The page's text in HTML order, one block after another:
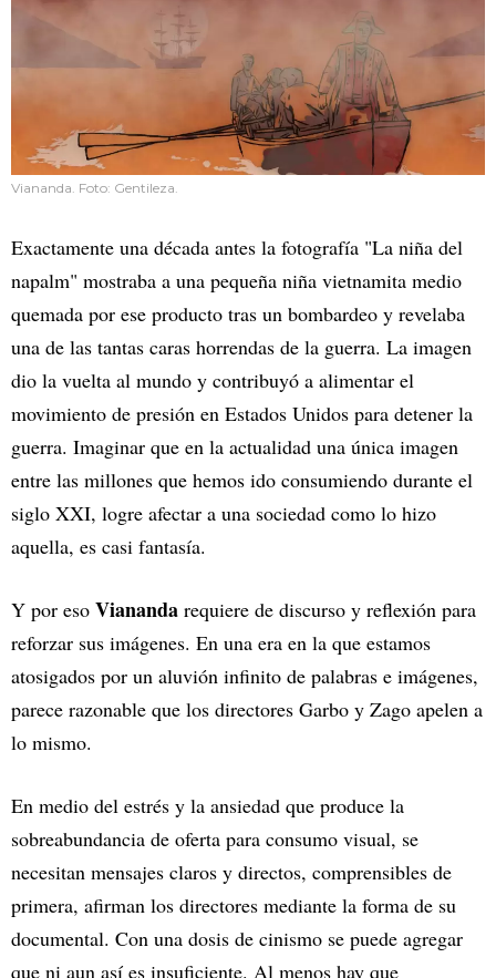
Viananda. Foto: Gentileza.
Exactamente una década antes la fotografía "La niña del
napalm" mostraba a una pequeña niña vietnamita medio
quemada por ese producto tras un bombardeo y revelaba
una de las tantas caras horrendas de la guerra. La imagen
dio la vuelta al mundo y contribuyó a alimentar el
movimiento de presión en Estados Unidos para detener la
guerra. Imaginar que en la actualidad una única imagen
entre las millones que hemos ido consumiendo durante el
siglo XXI, logre afectar a una sociedad como lo hizo
aquella, es casi fantasía.
Y por eso Viananda requiere de discurso y reflexión para
reforzar sus imágenes. En una era en la que estamos
atosigados por un aluvión infinito de palabras e imágenes,
parece razonable que los directores Garbo y Zago apelen a
lo mismo.
En medio del estrés y la ansiedad que produce la
sobreabundancia de oferta para consumo visual, se
necesitan mensajes claros y directos, comprensibles de
primera, afirman los directores mediante la forma de su
documental. Con una dosis de cinismo se puede agregar
que ni aun así es insuficiente. Al menos hay que